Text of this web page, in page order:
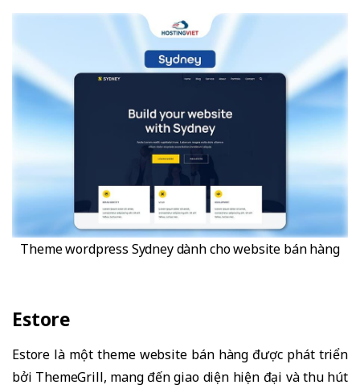
Theme wordpress Sydney dành cho website bán hàng
Estore
Estore là một theme website bán hàng được phát triển
bởi ThemeGrill, mang đến giao diện hiện đại và thu hút